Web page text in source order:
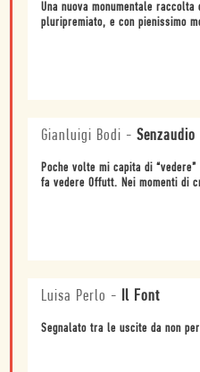
Una nuova monumentale
pluripremiato, e con pienissimo
Gianluigi Bodi - Senzaudio
Poche volte mi capita di
fa vedere Offutt. Nei momenti di
Luisa Perlo - Il Font
Segnalato tra le uscite da non